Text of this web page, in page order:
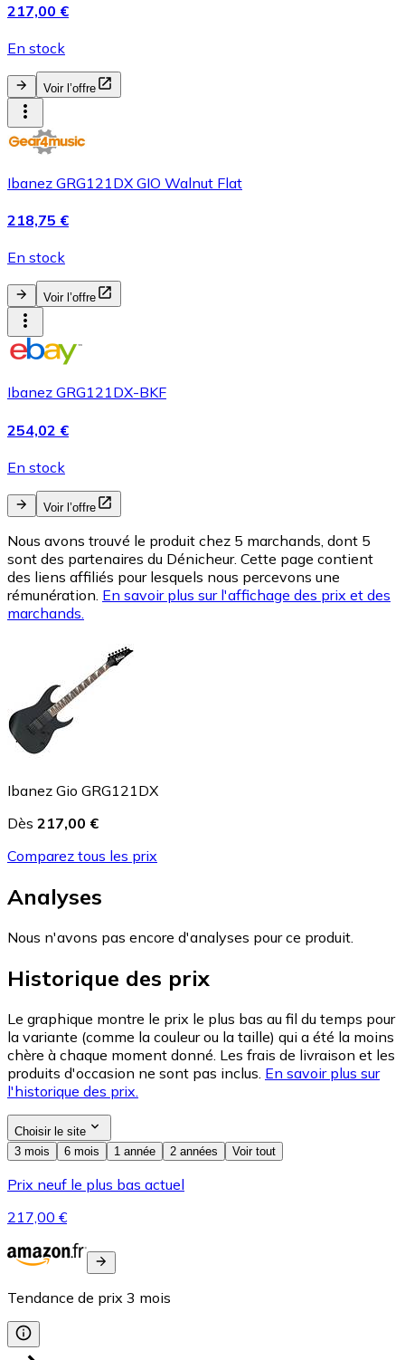
217,00 €
En stock
Voir l’offre
Ibanez GRG121DX GIO Walnut Flat
218,75 €
En stock
Voir l’offre
Ibanez GRG121DX-BKF
254,02 €
En stock
Voir l’offre
Nous avons trouvé le produit chez 5 marchands, dont 5
sont des partenaires du Dénicheur. Cette page contient
des liens affiliés pour lesquels nous percevons une
rémunération. En savoir plus sur l'affichage des prix et des
marchands.
Ibanez Gio GRG121DX
Dès 217,00 €
Comparez tous les prix
Analyses
Nous n'avons pas encore d'analyses pour ce produit.
Historique des prix
Le graphique montre le prix le plus bas au fil du temps pour
la variante (comme la couleur ou la taille) qui a été la moins
chère à chaque moment donné. Les frais de livraison et les
produits d'occasion ne sont pas inclus. En savoir plus sur
l'historique des prix.
Choisir le site
3 mois
6 mois 1 année 2 années Voir tout
Prix neuf le plus bas actuel
217,00 €
Tendance de prix 3 mois